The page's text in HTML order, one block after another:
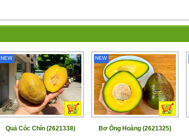
Quả Cóc Chín (2621338)
NEW
Bơ Ông Hoàng (2621325)
NEW